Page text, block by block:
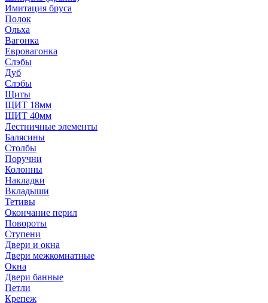
Имитация бруса
Полок
Ольха
Вагонка
Евровагонка
Слэбы
Дуб
Слэбы
Щиты
ЩИТ 18мм
ЩИТ 40мм
Лестничные элементы
Балясины
Столбы
Поручни
Колонны
Накладки
Вкладыши
Тетивы
Окончание перил
Повороты
Ступени
Двери и окна
Двери межкомнатные
Окна
Двери банные
Петли
Крепеж